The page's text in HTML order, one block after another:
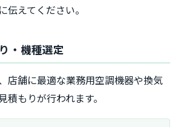
伝えてください。
・機種選定
店舗に最適な業務用空調機器や換気
積もりが行われます。